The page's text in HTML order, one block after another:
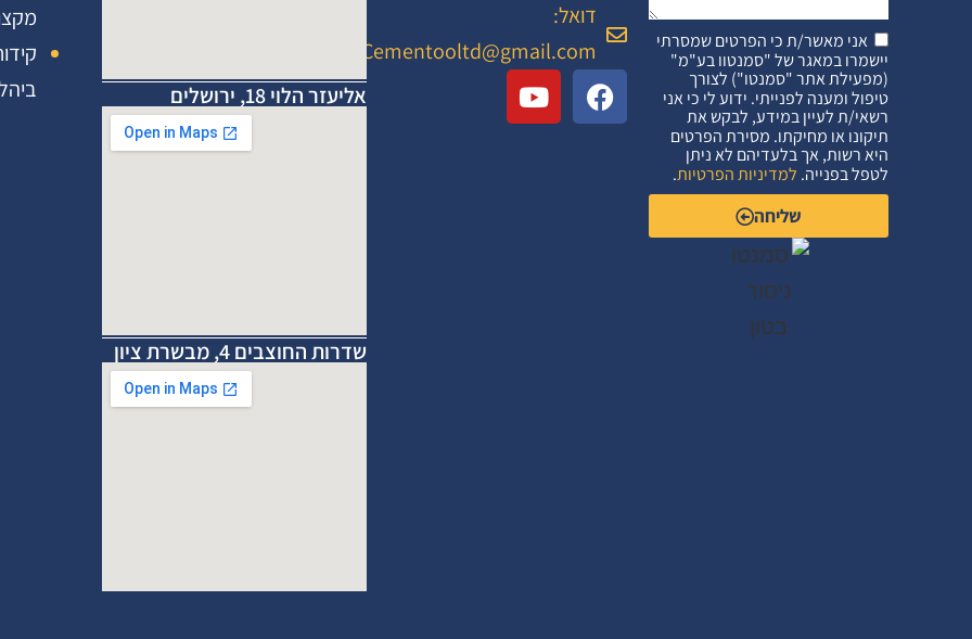
אני מאשר/ת כי הפרטים שמסרתי
יישמרו במאגר של "סמנטוו בע"מ"
(מפעילת אתר "סמנטו") לצורך
טיפול ומענה לפנייתי. ידוע לי כי אני
רשאי/ת לעיין במידע, לבקש את
תיקונו או מחיקתו. מסירת הפרטים
היא רשות, אך בלעדיהם לא ניתן
לטפל בפנייה. למדיניות הפרטיות.
שליחה
דואל:
Cementooltd@gmail.com
אליעזר הלוי 18, ירושלים
שדרות החוצבים 4, מבשרת ציון